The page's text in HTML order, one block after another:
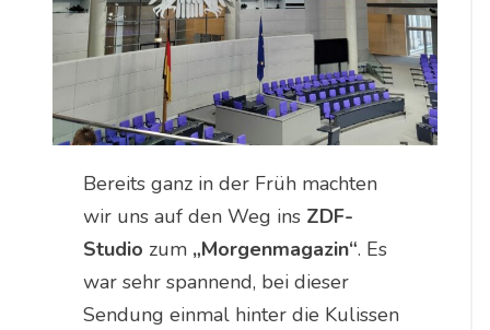
Bereits ganz in der Früh machten
wir uns auf den Weg ins ZDF-
Studio zum „Morgenmagazin“. Es
war sehr spannend, bei dieser
Sendung einmal hinter die Kulissen